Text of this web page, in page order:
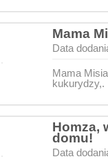
Mama
Data
Mama
Homza,
domu!
Data